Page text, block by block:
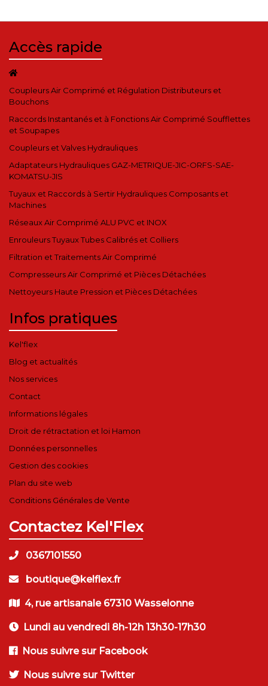
Accès rapide
Coupleurs Air Comprimé et Régulation Distributeurs et
Bouchons
Raccords Instantanés et à Fonctions Air Comprimé Soufflettes
et Soupapes
Coupleurs et Valves Hydrauliques
Adaptateurs Hydrauliques GAZ-METRIQUE-JIC-ORFS-SAE-
KOMATSU-JIS
Tuyaux et Raccords à Sertir Hydrauliques Composants et
Machines
Réseaux Air Comprimé ALU PVC et INOX
Enrouleurs Tuyaux Tubes Calibrés et Colliers
Filtration et Traitements Air Comprimé
Compresseurs Air Comprimé et Pièces Détachées
Nettoyeurs Haute Pression et Pièces Détachées
Infos pratiques
Kel'flex
Blog et actualités
Nos services
Contact
Informations légales
Droit de rétractation et loi Hamon
Données personnelles
Gestion des cookies
Plan du site web
Conditions Générales de Vente
Contactez Kel'Flex
0367101550
boutique@kelflex.fr
4, rue artisanale 67310 Wasselonne
Lundi au vendredi 8h-12h 13h30-17h30
Nous suivre sur Facebook
Nous suivre sur Twitter